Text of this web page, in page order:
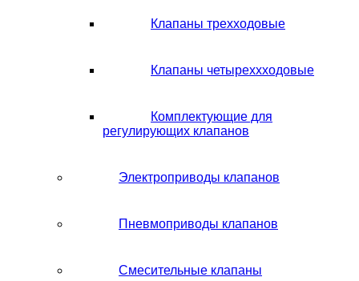
Клапаны трехходовые
Клапаны четыреххходовые
Комплектующие для
регулирующих клапанов
Электроприводы клапанов
Пневмоприводы клапанов
Смесительные клапаны